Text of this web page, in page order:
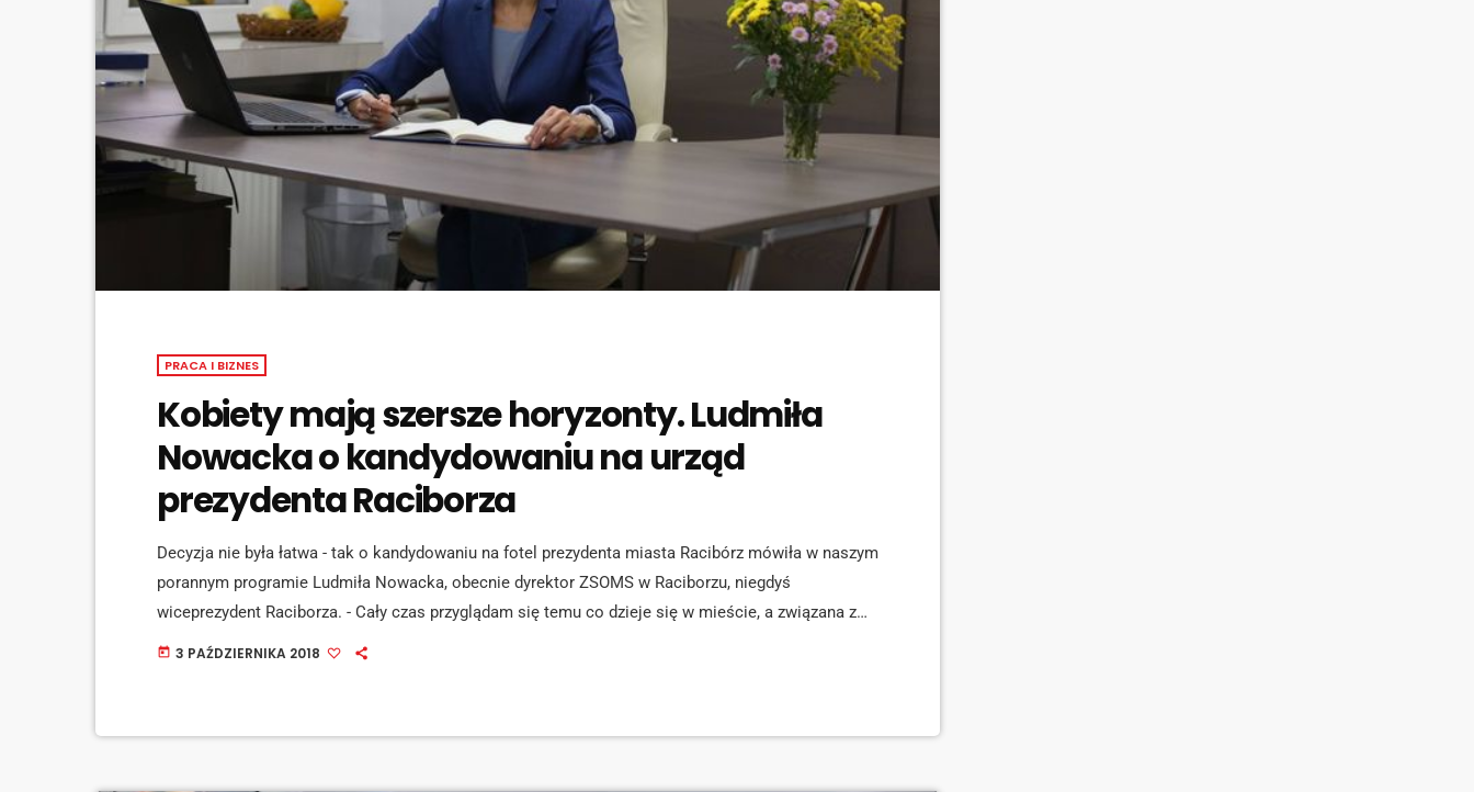
PRACA I BIZNES
Kobiety mają szersze horyzonty. Ludmiła
Nowacka o kandydowaniu na urząd
prezydenta Raciborza
Decyzja nie była łatwa - tak o kandydowaniu na fotel prezydenta miasta Racibórz mówiła w naszym
porannym programie Ludmiła Nowacka, obecnie dyrektor ZSOMS w Raciborzu, niegdyś
wiceprezydent Raciborza. - Cały czas przyglądam się temu co dzieje się w mieście, a związana z
Raciborzem jestem od urodzenia - mówiła Ludmiła Nowacka: [jwplayer mediaid="88146"] W naszej
today 3 PAŹDZIERNIKA 2018